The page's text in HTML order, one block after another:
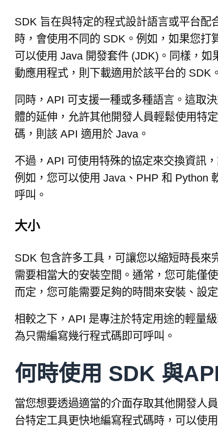
SDK 旨在與特定的程式設計語言或平台
時，會使用不同的 SDK。例如，如果您
可以使用 Java 開發套件 (JDK)。同樣，
動應用程式，則下載適用於該平台的 SDK
同時，API 可支援一種或多種語言。這取
體的延伸，允許其他開發人員輕鬆使用特
碼，則該 API 適用於 Java。
不過，API 可使用特殊的協定來交換資訊
例如，您可以使用 Java、PHP 和 Python
呼叫。
大小
SDK 包含許多工具，可讓您以縮短時長
需要相當大的安裝空間。通常，您可能僅
而定，您可能需要足夠的時間來安裝、設
相較之下，API 是專注於特定用途的輕量
為只需編寫幾行程式碼即可呼叫。
何時使用 SDK 與
當您想要透過適當的介面存取其他開發人
台特定工具更快地編寫程式碼時，可以使